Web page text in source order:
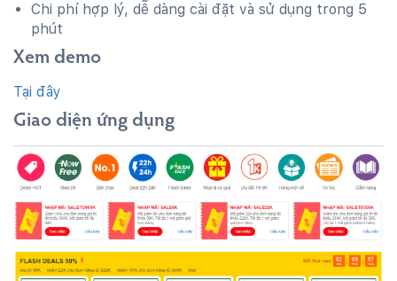
Chi phí hợp lý, dễ dàng cài đặt và sử dụng trong 5
phút
Xem demo
Tại đây
Giao diện ứng dụng